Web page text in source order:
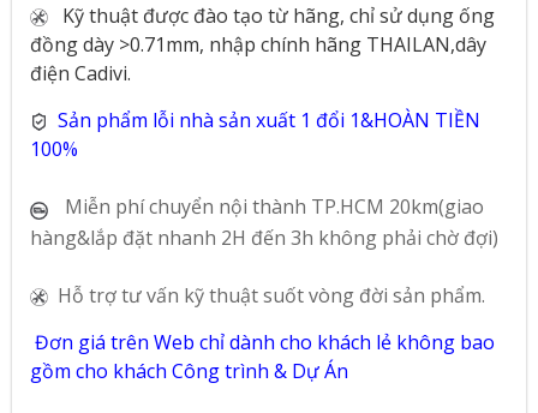
Kỹ thuật được đào tạo từ hãng, chỉ sử dụng ống
đồng dày >0.71mm, nhập chính hãng THAILAN,dây
điện Cadivi.
Sản phẩm lỗi nhà sản xuất 1 đổi 1&HOÀN TIỀN
100%
Miễn phí chuyển nội thành TP.HCM 20km(giao
hàng&lắp đặt nhanh 2H đến 3h không phải chờ đợi)
Hỗ trợ tư vấn kỹ thuật suốt vòng đời sản phẩm.
Đơn giá trên Web chỉ dành cho khách lẻ không bao
gồm cho khách Công trình & Dự Án